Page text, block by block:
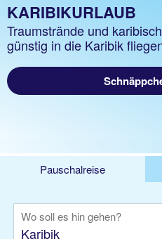
KARIBIKURLAUB
Traumstrände und
günstig in die Karibik
Pauschalreise
Kreuzfahrten
Rundreisen
Wo soll es hin gehen?